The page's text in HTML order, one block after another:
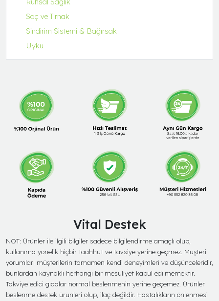
Ruhsal Sağlık
Saç ve Tırnak
Sindirim Sistemi & Bağırsak
Uyku
Vital Destek
NOT: Ürünler ile ilgili bilgiler sadece bilgilendirme amaçlı olup,
kullanıma yönelik hiçbir taahhüt ve tavsiye yerine geçmez. Müşteri
yorumları müşterilerin tamamen kendi deneyimleri ve düşünceleridir,
bunlardan kaynaklı herhangi bir mesuliyet kabul edilmemektir.
Takviye edici gıdalar normal beslenmenin yerine geçemez. Ürünler
beslenme destek ürünleri olup, ilaç değildir. Hastalıkların önlenmesi